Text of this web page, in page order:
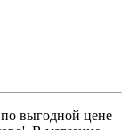
выгодной цене